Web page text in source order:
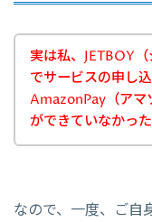
実は私、JETBOY
でサービスの申し
AmazonPay（アマ
ができていなかっ
なので、一度、ご自